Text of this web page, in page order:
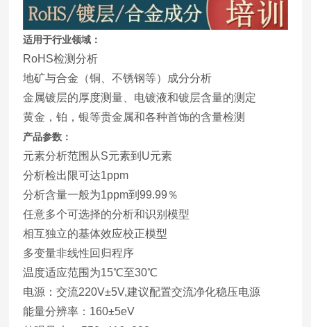
适用于行业领域：
RoHS检测分析
地矿与合金（铜、不锈钢等）成分分析
金属镀层的厚度测量、电镀液和镀层含量的测定
黄金，铂，银等贵金属和各种首饰的含量检测
产品参数：
元素分析范围从S元素到U元素
分析检出限可达1ppm
分析含量一般为1ppm到99.99％
任意多个可选择的分析和识别模型
相互独立的基体效应校正模型
多变量非线性回归程序
温度适应范围为15℃至30℃
电源：交流220V±5V,建议配置交流净化稳压电源
能量分辨率：160±5eV